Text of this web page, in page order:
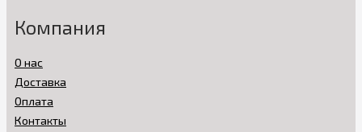
Компания
О нас
Доставка
Оплата
Контакты